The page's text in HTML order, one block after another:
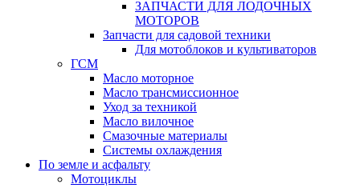
ЗАПЧАСТИ ДЛЯ ЛОДОЧНЫХ
МОТОРОВ
Запчасти для садовой техники
Для мотоблоков и культиваторов
ГСМ
Масло моторное
Масло трансмиссионное
Уход за техникой
Масло вилочное
Смазочные материалы
Системы охлаждения
По земле и асфальту
Мотоциклы